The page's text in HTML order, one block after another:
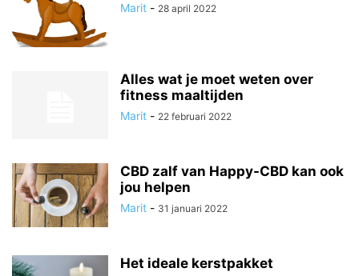
Marit - 28 april 2022
Alles wat je moet weten over
fitness maaltijden
Marit - 22 februari 2022
CBD zalf van Happy-CBD kan ook
jou helpen
Marit - 31 januari 2022
Het ideale kerstpakket